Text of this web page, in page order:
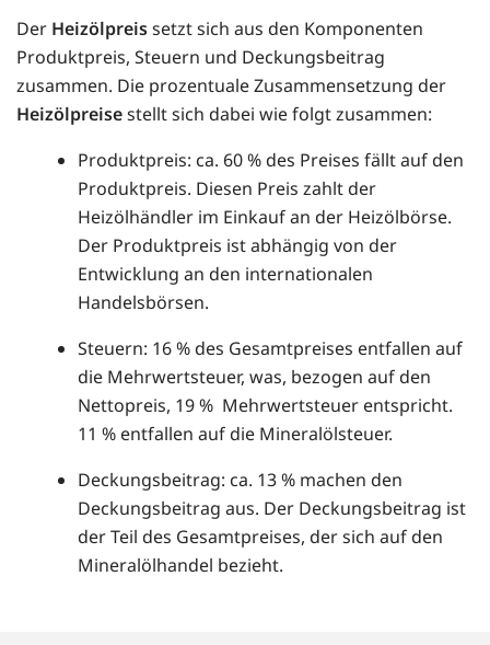
Der Heizölpreissetzt sich aus den Komponenten
Produktpreis, Steuern und Deckungsbeitrag
zusammen. Die prozentuale Zusammensetzung der
Heizölpreisestellt sich dabei wie folgt zusammen:
Produktpreis: ca. 60 % des Preises fällt auf den
Produktpreis. Diesen Preis zahlt der
Heizölhändler im Einkauf an der Heizölbörse.
Der Produktpreis ist abhängig von der
Entwicklung an den internationalen
Handelsbörsen.
Steuern: 16 % des Gesamtpreises entfallen auf
die Mehrwertsteuer, was, bezogen auf den
Nettopreis, 19 % Mehrwertsteuer entspricht.
11 % entfallen auf die Mineralölsteuer.
Deckungsbeitrag: ca. 13 % machen den
Deckungsbeitrag aus. Der Deckungsbeitrag ist
der Teil des Gesamtpreises, der sich auf den
Mineralölhandel bezieht.